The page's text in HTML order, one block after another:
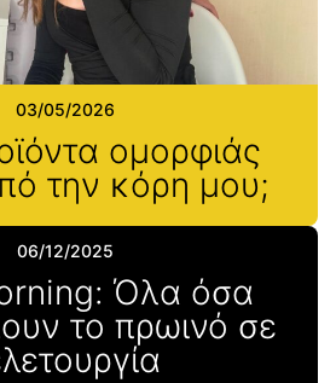
03/05/2026
ομορφιάς
την κόρη μου;
06/12/2025
Όλα όσα
το πρωινό σε